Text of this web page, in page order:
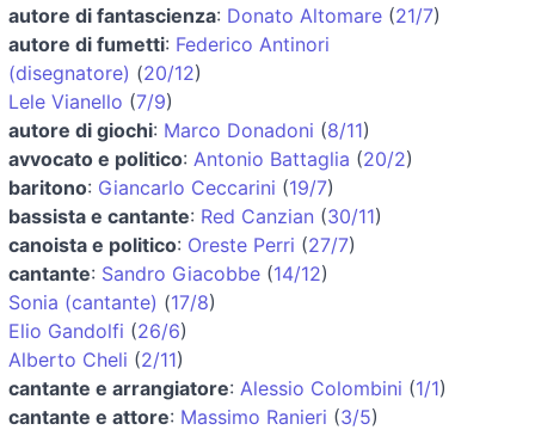
autore di fantascienza: Donato Altomare (21/7)
autore di fumetti: Federico Antinori
(disegnatore) (20/12)
Lele Vianello (7/9)
autore di giochi: Marco Donadoni (8/11)
avvocato e politico: Antonio Battaglia (20/2)
baritono: Giancarlo Ceccarini (19/7)
bassista e cantante: Red Canzian (30/11)
canoista e politico: Oreste Perri (27/7)
cantante: Sandro Giacobbe (14/12)
Sonia (cantante) (17/8)
Elio Gandolfi (26/6)
Alberto Cheli (2/11)
cantante e arrangiatore: Alessio Colombini (1/1)
cantante e attore: Massimo Ranieri (3/5)